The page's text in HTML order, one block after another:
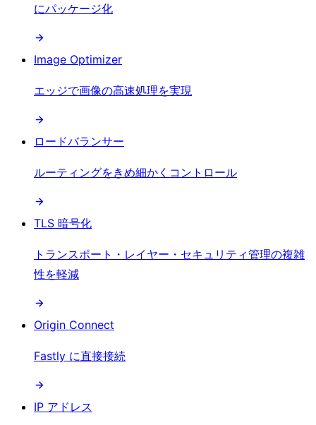
にパッケージ化
Image Optimizer
エッジで画像の高速処理を実現
ロードバランサー
ルーティングをきめ細かくコントロール
TLS 暗号化
トランスポート・レイヤー・セキュリティ管理の複雑
性を軽減
Origin Connect
Fastly に直接接続
IP アドレス